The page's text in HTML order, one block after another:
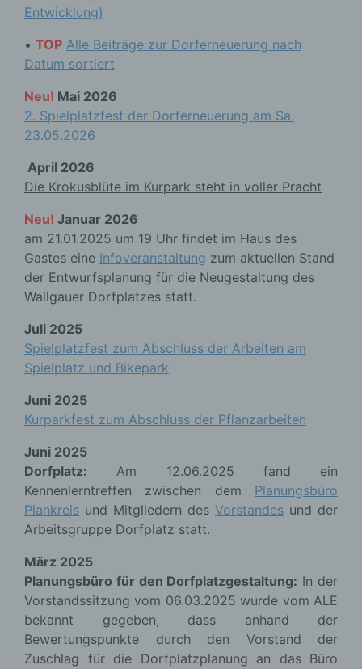
Entwicklung)
• TOP Alle Beiträge zur Dorferneuerung nach
Datum sortiert
Neu! Mai 2026
2. Spielplatzfest der Dorferneuerung am Sa.
23.05.2026
April 2026
Die Krokusblüte im Kurpark steht in voller Pracht
Neu! Januar 2026
am 21.01.2025 um 19 Uhr findet im Haus des
Gastes eine Infoveranstaltung zum aktuellen Stand
der Entwurfsplanung für die Neugestaltung des
Wallgauer Dorfplatzes statt.
Juli 2025
Spielplatzfest zum Abschluss der Arbeiten am
Spielplatz und Bikepark
Juni 2025
Kurparkfest zum Abschluss der Pflanzarbeiten
Juni 2025
Dorfplatz: Am 12.06.2025 fand ein
Kennenlerntreffen zwischen dem Planungsbüro
Plankreis und Mitgliedern des Vorstandes und der
Arbeitsgruppe Dorfplatz statt.
März 2025
Planungsbüro für den Dorfplatzgestaltung: In der
Vorstandssitzung vom 06.03.2025 wurde vom ALE
bekannt gegeben, dass anhand der
Bewertungspunkte durch den Vorstand der
Zuschlag für die Dorfplatzplanung an das Büro